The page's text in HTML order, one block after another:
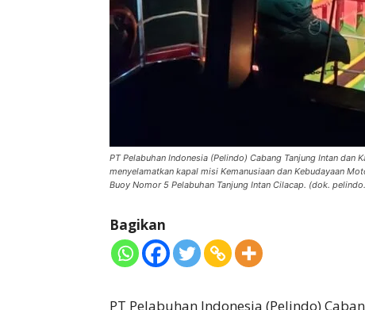
PT Pelabuhan Indonesia (Pelindo) Cabang Tanjung Intan dan
menyelamatkan kapal misi Kemanusiaan dan Kebudayaan
Buoy Nomor 5 Pelabuhan Tanjung Intan Cilacap. (dok.
Bagikan
PT Pelabuhan Indonesia (Pelindo)